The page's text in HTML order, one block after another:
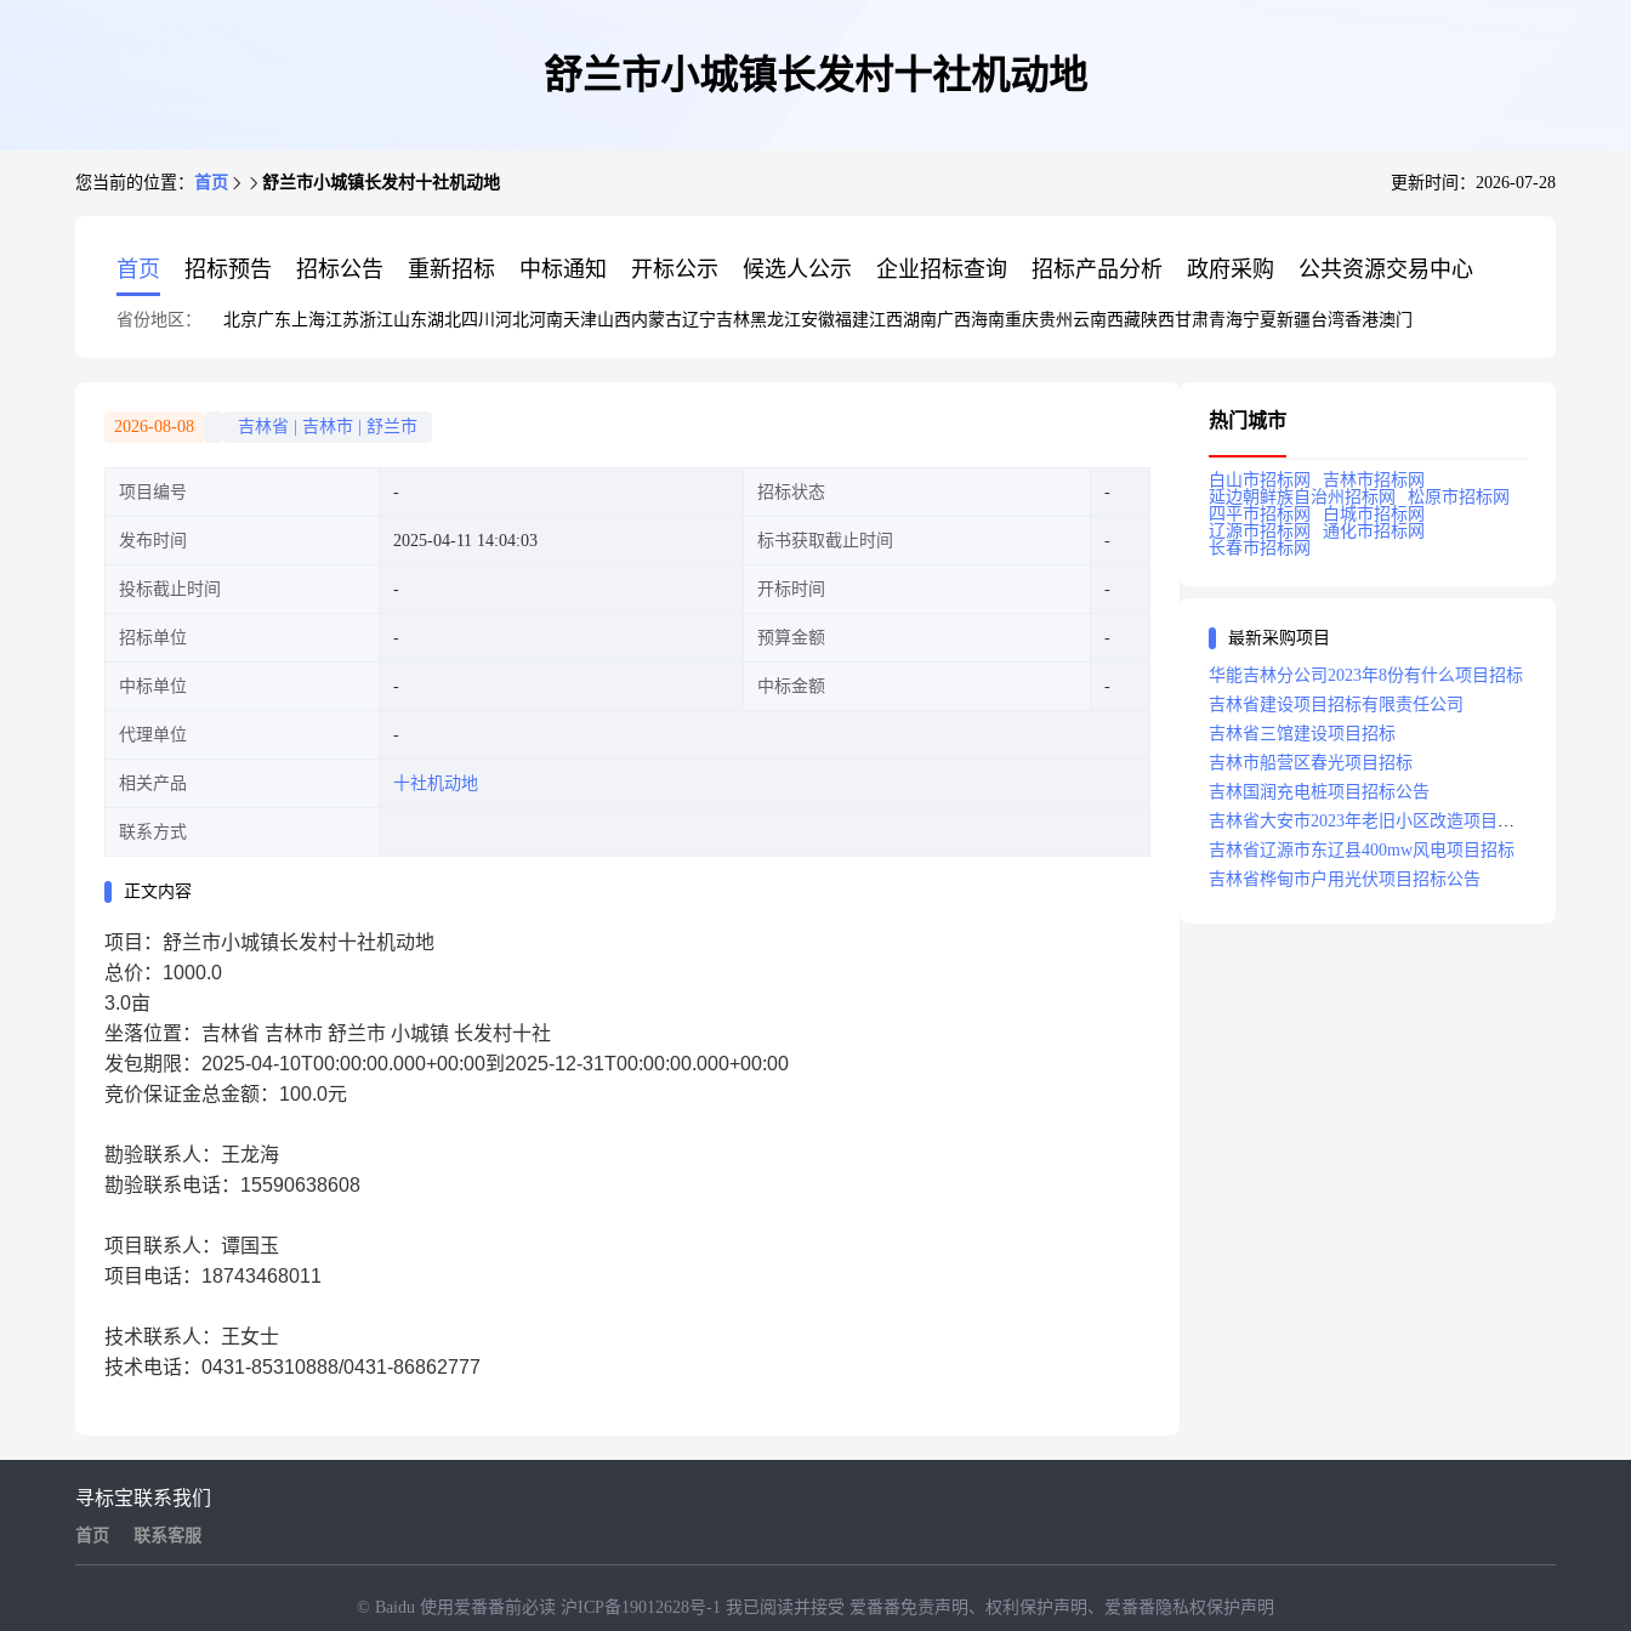
舒兰市小城镇长发村十社机动地
您当前的位置： 首页 舒兰市小城镇长发村十社机动地 更新时间：2026-07-28
首页 招标预告 招标公告 重新招标 中标通知 开标公示 候选人公示 企业招标查询 招标产品分析 政府采购 公共资源交易中心
省份地区： 北京广东 上海江苏浙江山东湖北四川 河北河南天津山西内蒙古辽宁吉林黑龙江安徽福建江西湖南广西海南重庆贵州 云南西藏陕西甘肃青海宁夏新疆台湾香港澳门
2026-08-08 吉林省 吉林市 舒兰市
项目编号 招标状态
发布时间 2025-04-11 14:04:03 标书获取截止时间
投标截止时间 开标时间
招标单位 预算金额
中标单位 中标金额
代理单位
相关产品 十社机动地
联系方式
正文内容
项目：舒兰市小城镇长发村十社机动地
总价：1000.0
3.0亩
坐落位置：吉林省 吉林市 舒兰市 小城镇 长发村十社
发包期限：2025-04-10T00:00:00.000+00:00到2025-12-31T00:00:00.000+00:00
竞价保证金总金额：100.0元
勘验联系人：王龙海
勘验联系电话：15590638608
项目联系人：谭国玉
项目电话：18743468011
技术联系人：王女士
技术电话：0431-85310888/0431-86862777
热门城市
白山市招标网
吉林市招标网
延边朝鲜族自治州招标网
松原市招标网
四平市招标网
白城市招标网
辽源市招标网
通化市招标网
长春市招标网
最新采购项目
华能吉林分公司2023年8份有什么项目招标
吉林省建设项目招标有限责任公司
吉林省三馆建设项目招标
吉林市船营区春光项目招标
吉林国润充电桩项目招标公告
吉林省大安市2023年老旧小区改造项目招
标公告
吉林省辽源市东辽县400mw风电项目招标
吉林省桦甸市户用光伏项目招标公告
寻标宝
首页
联系我们
联系客服
© Baidu 使用爱番番前必读 沪ICP备19012628号-1 我已阅读并接受 爱番番免责声明 、 权利保护声明 、 爱番番隐私权保护声明